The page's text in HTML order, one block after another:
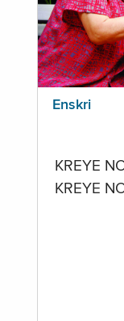
Enskri
KREYE
KREYE